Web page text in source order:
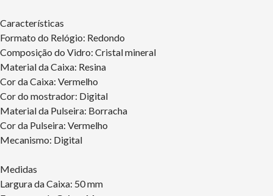
Características
Formato do Relógio: Redondo
Composição do Vidro: Cristal mineral
Material da Caixa: Resina
Cor da Caixa: Vermelho
Cor do mostrador: Digital
Material da Pulseira: Borracha
Cor da Pulseira: Vermelho
Mecanismo: Digital
Medidas
Largura da Caixa: 50 mm